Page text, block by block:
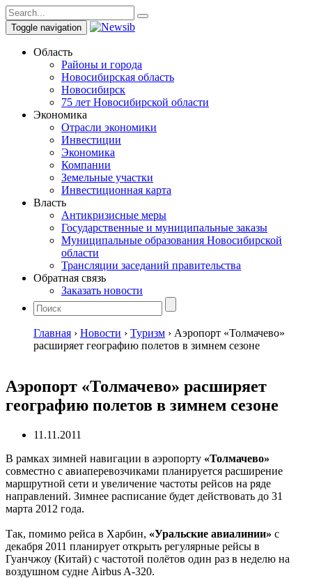
Toggle navigation
Область
Районы и города
Новосибирская область
Новосибирск
75 лет Новосибирской области
Экономика
Отрасли экономики
Инвестиции
Экономика
Компании
Земельные участки
Инвестиционная карта
Власть
Антикризисные меры
Государственные и муниципальные заказы
Муниципальные образования Новосибирской
области
Трансляции заседаний правительства
Обратная связь
Заказать новости
Главная › Новости › Туризм › Аэропорт «Толмачево»
расширяет географию полетов в зимнем сезоне
Аэропорт «Толмачево» расширяет
географию полетов в зимнем сезоне
11.11.2011
В рамках зимней навигации в аэропорту «Толмачево»
совместно с авиаперевозчиками планируется расширение
маршрутной сети и увеличение частоты рейсов на ряде
направлений. Зимнее расписание будет действовать до 31
марта 2012 года.
Так, помимо рейса в Харбин, «Уральские авиалинии» с
декабря 2011 планирует открыть регулярные рейсы в
Гуанчжоу (Китай) с частотой полётов один раз в неделю на
воздушном судне Airbus A-320.